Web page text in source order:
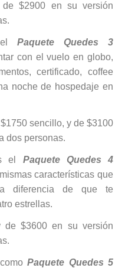
$2900 en su versión
el Paquete Quedes 3
con el vuelo en globo,
certificado, coffee
noche de hospedaje en
sencillo, y de $3100
dos personas.
el Paquete Quedes 4
características que
diferencia de que te
estrellas.
$3600 en su versión
comoPaquete Quedes 5